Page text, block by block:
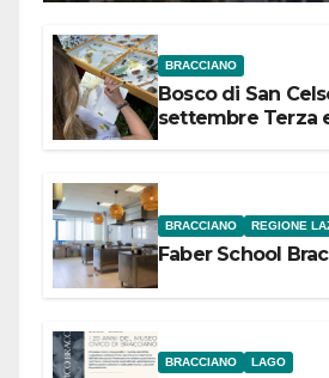
BRACCIANO
Bosco di San
settembre Terza
BRACCIANO REGIONE
Faber School
BRACCIANO LAGO